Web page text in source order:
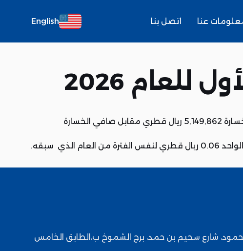
عنا اتصل بنا English
للعام 2026
أعلنت شركة ودام الغذائية عن البيانات المالية الربعية للفتره المنتهية في ‏31 مارس‎ 2026 حيث بلغ صافي الخسارة 5,149,862 ريال قطري مقابل صافي الخسارة
شارع سحيم بن حمد، برج الشموخ ب، الطابق الخامس